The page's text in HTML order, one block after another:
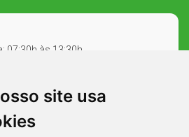
site usa
07:30h às 13:30h
858 - Centro - RS, 97573-010